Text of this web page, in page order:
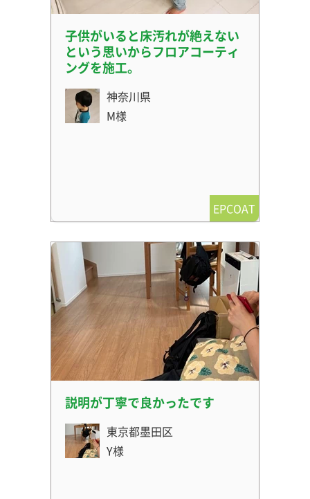
子供がいると床汚れが絶えない
という思いからフロアコーティ
ングを施工。
神奈川県
M様
EPCOAT
説明が丁寧で良かったです
東京都墨田区
Y様